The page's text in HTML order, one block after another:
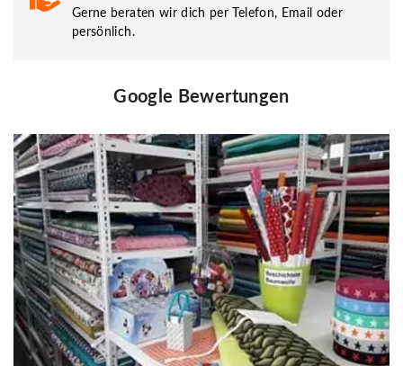
Gerne beraten wir dich per Telefon, Email oder
persönlich.
Google Bewertungen